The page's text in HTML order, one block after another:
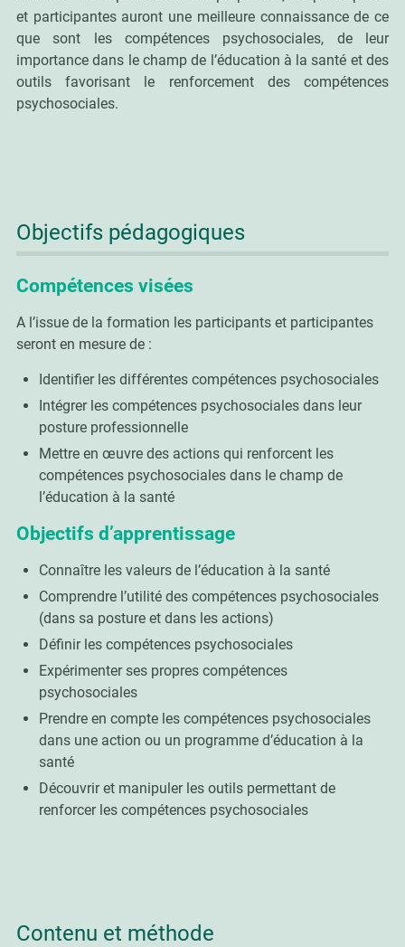
et participantes auront une meilleure connaissance de ce
que sont les compétences psychosociales, de leur
importance dans le champ de l’éducation à la santé et des
outils favorisant le renforcement des compétences
psychosociales.
Objectifs pédagogiques
Compétences visées
A l’issue de la formation les participants et participantes
seront en mesure de :
Identifier les différentes compétences psychosociales
Intégrer les compétences psychosociales dans leur
posture professionnelle
Mettre en œuvre des actions qui renforcent les
compétences psychosociales dans le champ de
l’éducation à la santé
Objectifs d’apprentissage
Connaître les valeurs de l’éducation à la santé
Comprendre l’utilité des compétences psychosociales
(dans sa posture et dans les actions)
Définir les compétences psychosociales
Expérimenter ses propres compétences
psychosociales
Prendre en compte les compétences psychosociales
dans une action ou un programme d’éducation à la
santé
Découvrir et manipuler les outils permettant de
renforcer les compétences psychosociales
Contenu et méthode